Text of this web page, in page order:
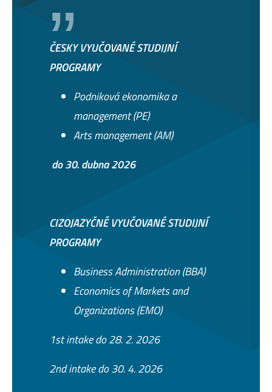
ČESKY VYUČOVANÉ STUDIJNÍ
PROGRAMY
Podniková ekonomika a
management (PE)
Arts management (AM)
do 30. dubna 2026
CIZOJAZYČNĚ VYUČOVANÉ STUDIJNÍ
PROGRAMY
Business Administration (BBA)
Economics of Markets and
Organizations (EMO)
1st intake do 28. 2. 2026
2nd intake do 30. 4. 2026